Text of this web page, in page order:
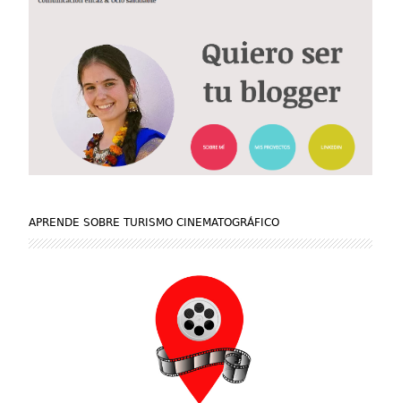
APRENDE SOBRE TURISMO CINEMATOGRÁFICO